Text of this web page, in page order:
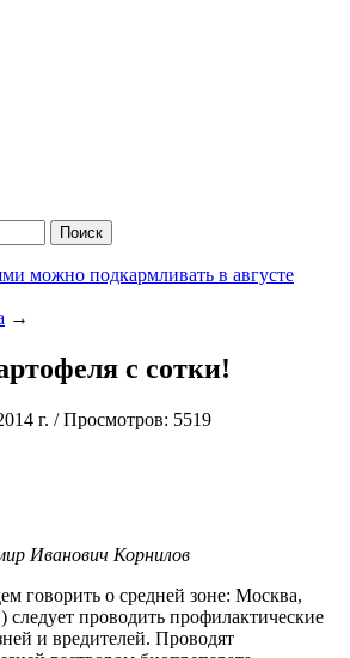
Поиск
можно подкармливать в августе
→
с сотки!
г. /Просмотров: 5519
Иванович Корнилов
говорить о средней зоне: Москва,
следует проводить профилактические
и вредителей. Проводят